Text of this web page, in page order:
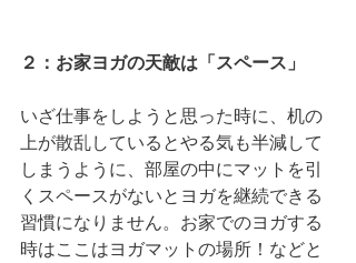
２：お家ヨガの天敵は「スペース」
いざ仕事をしようと思った時に、机の
上が散乱しているとやる気も半減して
しまうように、部屋の中にマットを引
くスペースがないとヨガを継続できる
習慣になりません。お家でのヨガする
時はここはヨガマットの場所！などと